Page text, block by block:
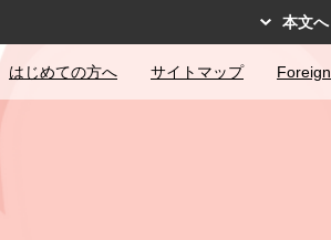
本文へ
はじめての方へ サイトマップ